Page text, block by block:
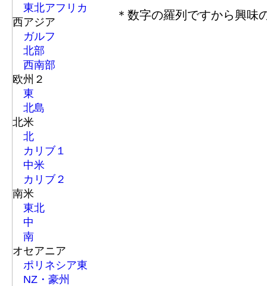
東北アフリカ
西アジア
ガルフ
北部
西南部
欧州２
東
北島
北米
北
カリブ１
中米
カリブ２
南米
東北
中
南
オセアニア
ポリネシア東
NZ・豪州
＊数字の羅列ですから興味